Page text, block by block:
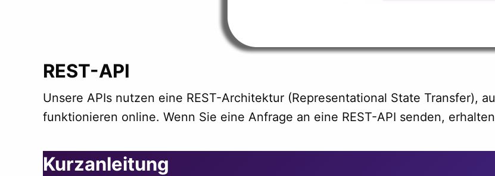
REST-API
Unsere APIs nutzen eine REST-Architektur (Representational State Transfer),
funktionieren online. Wenn Sie eine Anfrage an eine REST-API senden,
Kurzanleitung